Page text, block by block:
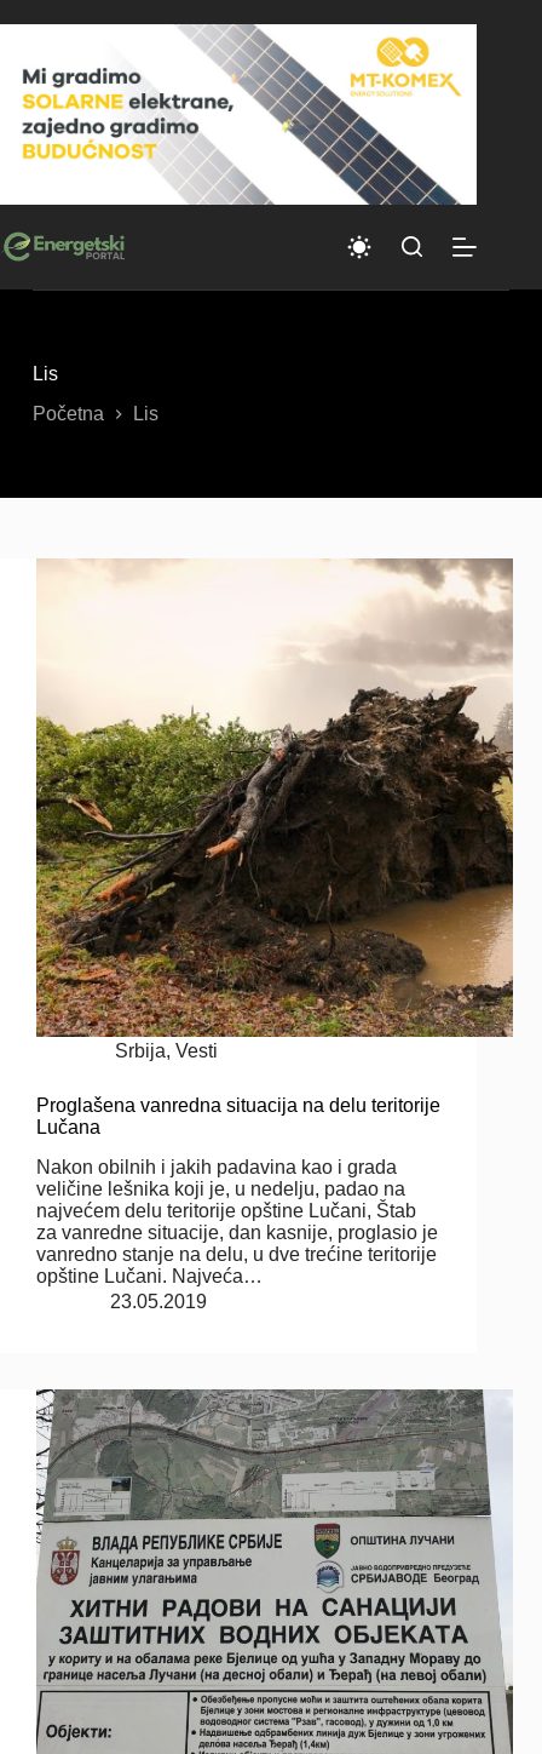
to
Lis
Početna
Lis
Srbija,Vesti
Proglašena vanredna situacija na delu teritorije
Lučana
Nakon obilnih i jakih padavina kao i grada
veličine lešnika koji je, u nedelju, padao na
najvećem delu teritorije opštine Lučani, Štab
za vanredne situacije, dan kasnije, proglasio je
vanredno stanje na delu, u dve trećine teritorije
opštine Lučani. Najveća…
23.05.2019